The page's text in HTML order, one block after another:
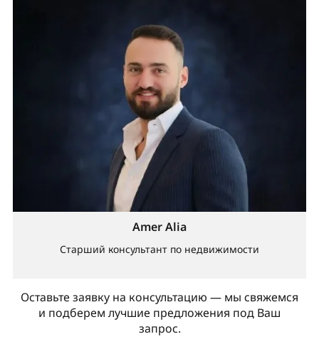
Оставьте заявку на консультацию — мы свяжемся
и подберем лучшие предложения под Ваш
запрос.
Amer Alia
Старший консультант по недвижимости